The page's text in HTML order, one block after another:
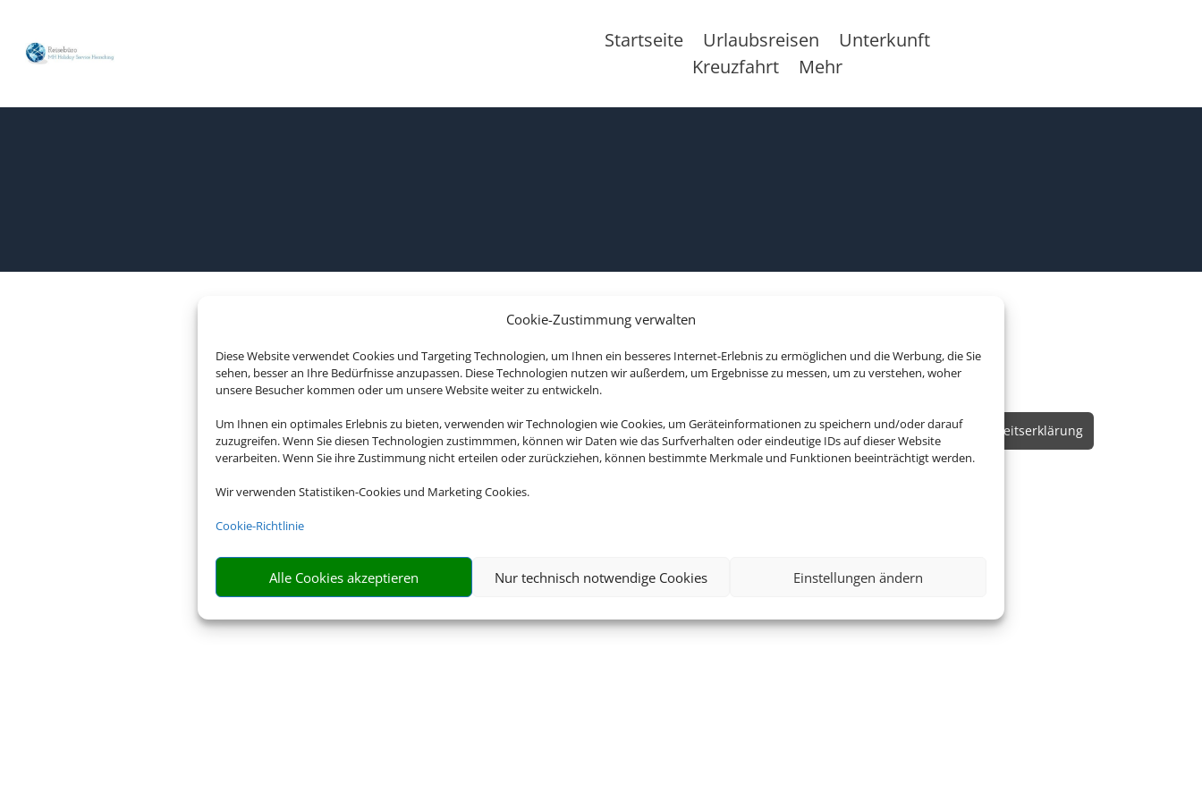
Cookie-Zustimmung verwalten
Diese Website verwendet Cookies und Targeting Technologien, um Ihnen ein besseres Internet-Erlebnis zu ermöglichen und die Werbung, die Sie
sehen, besser an Ihre Bedürfnisse anzupassen. Diese Technologien nutzen wir außerdem, um Ergebnisse zu messen, um zu verstehen, woher
unsere Besucher kommen oder um unsere Website weiter zu entwickeln.
Um Ihnen ein optimales Erlebnis zu bieten, verwenden wir Technologien wie Cookies, um Geräteinformationen zu speichern und/oder darauf
zuzugreifen. Wenn Sie diesen Technologien zustimmmen, können wir Daten wie das Surfverhalten oder eindeutige IDs auf dieser Website
verarbeiten. Wenn Sie ihre Zustimmung nicht erteilen oder zurückziehen, können bestimmte Merkmale und Funktionen beeinträchtigt werden.
Wir verwenden Statistiken-Cookies und Marketing Cookies.
Cookie-Richtlinie
Alle Cookies akzeptieren Nur technisch notwendige Cookies Einstellungen ändern
Startseite Urlaubsreisen
Unterkunft
Kreuzfahrt
Mehr
Rechtliche Informationen
Impressum Datenschutzerklärung AGB Kontakt Service Blacklisted Airlines Online Check-In Barrierefreiheitserklärung